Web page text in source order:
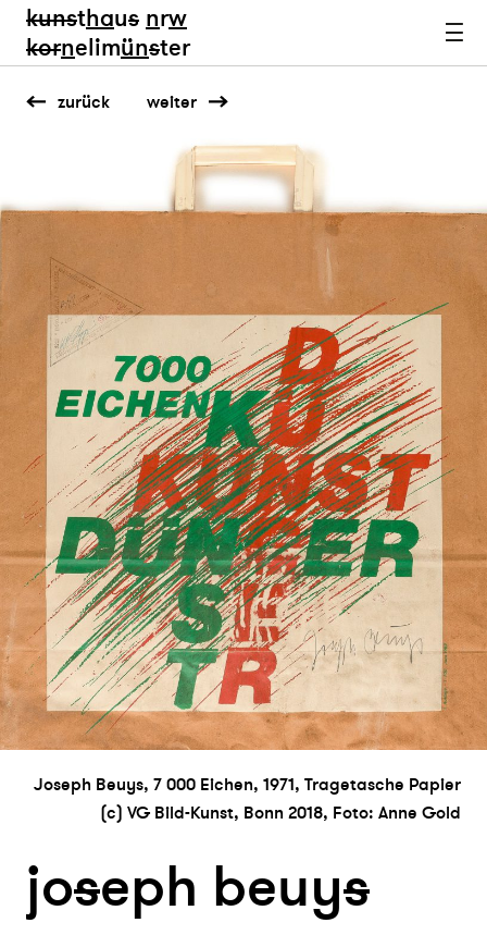
kunsthaus nrw
kornelimünster
zurück weiter
Joseph Beuys, 7 000 Eichen, 1971, Tragetasche Papier
(c) VG Bild-Kunst, Bonn 2018, Foto: Anne Gold
joseph beuys